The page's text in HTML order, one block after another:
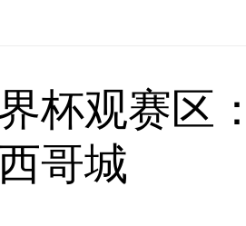
杯观赛区
哥城